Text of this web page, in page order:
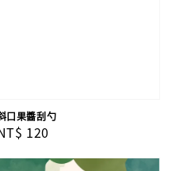
口果醬刮勺
120